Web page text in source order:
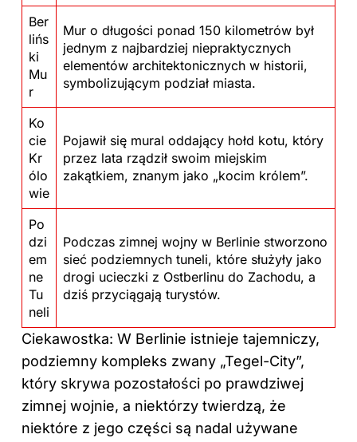
Ber
lińs
ki
Mu
r
Mur o długości ponad 150 kilometrów był
jednym z najbardziej niepraktycznych
elementów architektonicznych w historii,
symbolizującym podział miasta.
Ko
cie
Kr
ólo
wie
Pojawił się mural oddający hołd kotu, który
przez lata rządził swoim miejskim
zakątkiem, znanym jako „kocim królem”.
Po
dzi
em
ne
Tu
neli
Podczas zimnej wojny w Berlinie stworzono
sieć podziemnych tuneli, które służyły jako
drogi ucieczki z Ostberlinu do Zachodu, a
dziś przyciągają turystów.
Ciekawostka: W Berlinie istnieje tajemniczy,
podziemny kompleks zwany „Tegel-City”,
który skrywa pozostałości po prawdziwej
zimnej wojnie, a niektórzy twierdzą, że
niektóre z jego części są nadal używane